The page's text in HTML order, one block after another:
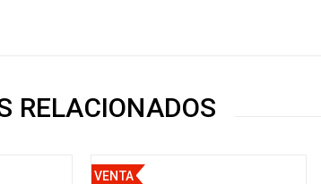
RELACIONADOS
VENTA